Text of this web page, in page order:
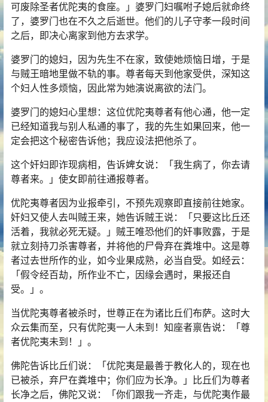
可废除圣者优陀夷的食座。」婆罗门妇嘱咐子媳后就命终
了，婆罗门也在不久之后逝世。他们的儿子守孝一段时间
之后，即决心离家到他方去求学。
婆罗门的媳妇，因为先生不在家，致使她烦恼日增，于是
与贼王暗地里做不轨的事。尊者每天到他家受供，深知这
个妇人性多烦恼，因此常为她演说离欲的法门。
婆罗门的媳妇心里想：这位优陀夷尊者有他心通，他一定
已经知道我与别人私通的事了，我的先生如果回来，他一
定会把这个秘密告诉他；我应设法把他杀了。
这个奸妇即诈现病相，告诉婢女说：「我生病了，你去请
尊者来。」使女即前往通报尊者。
优陀夷尊者因为业报牵引，不预先观察即直接前往她家。
奸妇又使人去叫贼王来，她告诉贼王说：「只要这比丘还
活着，我就必死无疑。」贼王唯恐他们的奸事败露，于是
就立刻持刀杀害尊者，并将他的尸骨弃在粪堆中。这是尊
者过去世所作的业，如今业果成熟，必当自受。如经云：
「假令经百劫，所作业不亡，因缘会遇时，果报还自
受。」。
当优陀夷尊者被杀时，世尊正在为诸比丘们布萨。这时大
众云集而至，只有优陀夷一人未到！知座者禀告说：「尊
者优陀夷未到！」。
佛陀告诉比丘们说：「优陀夷是最善于教化人的，现在也
已被杀，弃尸在粪堆中；你们应为长净。」比丘们为尊者
长净之后，佛陀又说：「你们跟我一齐走，与优陀夷作最